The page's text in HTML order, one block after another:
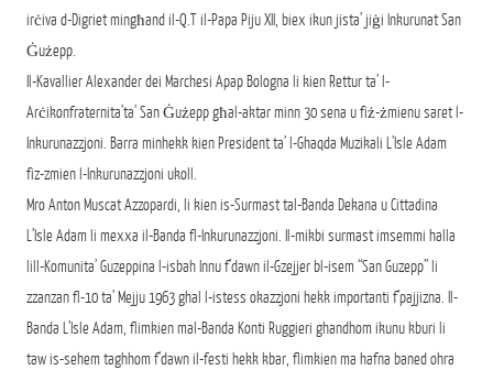
irċiva d-Digriet mingħand il-Q.T il-Papa Piju XII, biex ikun jista’ jiġi Inkurunat San
Ġużepp.
Il-Kavallier Alexander dei Marchesi Apap Bologna li kien Rettur ta’ l-
Arċikonfraternita’ta’ San Ġużepp għal-aktar minn 30 sena u fiż-żmienu saret l-
Inkurunazzjoni. Barra minhekk kien President ta’ l-Ghaqda Muzikali L’Isle Adam
fiz-zmien l-Inkurunazzjoni ukoll.
Mro Anton Muscat Azzopardi, li kien is-Surmast tal-Banda Dekana u Cittadina
L’Isle Adam li mexxa il-Banda fl-Inkurunazzjoni. Il-mikbi surmast imsemmi halla
lill-Komunita’ Guzeppina l-isbah Innu f’dawn il-Gzejjer bl-isem “San Guzepp” li
zzanzan fl-10 ta’ Mejju 1963 ghal l-istess okazzjoni hekk importanti f’pajjizna. Il-
Banda L’Isle Adam, flimkien mal-Banda Konti Ruggieri ghandhom ikunu kburi li
taw is-sehem taghhom f’dawn il-festi hekk kbar, flimkien ma hafna baned ohra